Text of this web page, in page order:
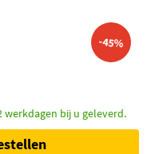
-45%
werkdagen bij u geleverd.